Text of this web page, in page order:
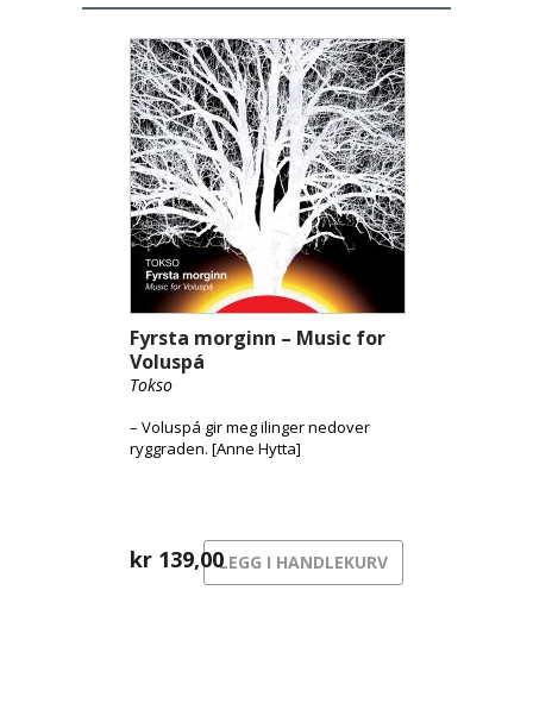
Fyrsta morginn – Music for
Voluspá
Tokso
– Voluspá gir meg ilinger nedover
ryggraden. [Anne Hytta]
kr 139,00LEGG I HANDLEKURV